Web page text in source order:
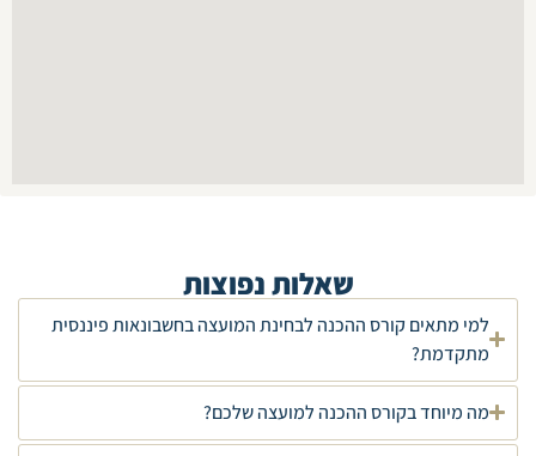
שאלות נפוצות
למי מתאים קורס ההכנה לבחינת המועצה בחשבונאות פיננסית
מתקדמת?
מה מיוחד בקורס ההכנה למועצה שלכם?